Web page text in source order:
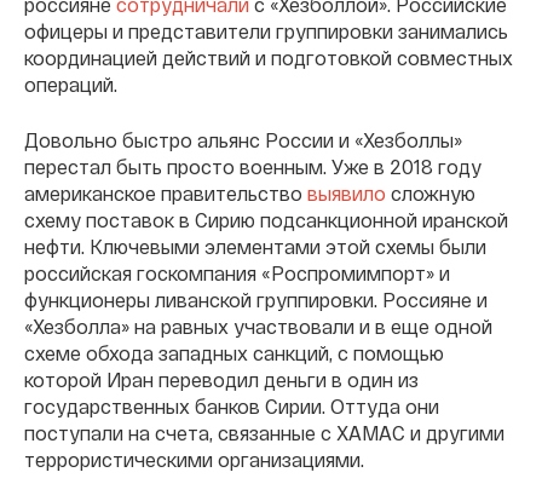
офицеры и представители группировки занимались
координацией действий и подготовкой совместных
операций.
Довольно быстро альянс России и «Хезболлы»
перестал быть просто военным. Уже в 2018 году
американское правительство выявило сложную
схему поставок в Сирию подсанкционной иранской
нефти. Ключевыми элементами этой схемы были
российская госкомпания «Роспромимпорт» и
функционеры ливанской группировки. Россияне и
«Хезболла» на равных участвовали и в еще одной
схеме обхода западных санкций, с помощью
которой Иран переводил деньги в один из
государственных банков Сирии. Оттуда они
поступали на счета, связанные с ХАМАС и другими
террористическими организациями.